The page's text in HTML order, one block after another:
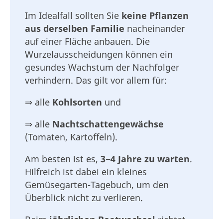
Im Idealfall sollten Sie keine Pflanzen
aus derselben Familie nacheinander
auf einer Fläche anbauen. Die
Wurzelausscheidungen können ein
gesundes Wachstum der Nachfolger
verhindern. Das gilt vor allem für:
⇒ alle Kohlsorten und
⇒ alle Nachtschattengewächse
(Tomaten, Kartoffeln).
Am besten ist es, 3−4 Jahre zu warten.
Hilfreich ist dabei ein kleines
Gemüsegarten-Tagebuch, um den
Überblick nicht zu verlieren.